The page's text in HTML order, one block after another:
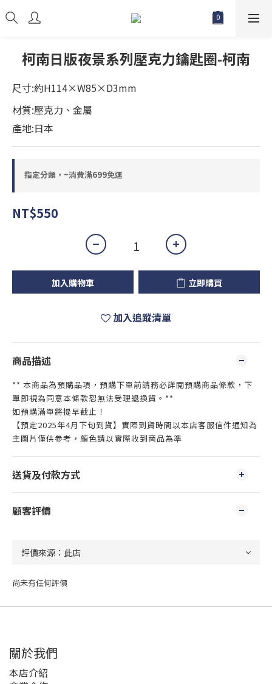
柯南日版夜景系列壓克力鑰匙圈-柯南
尺寸:約H114×W85×D3mm
材質:壓克力、金屬
產地:日本
指定分類，~消費滿699免運
NT$550
加入購物車 立即購買
加入追蹤清單
商品描述
** 本商品為預購品項，預購下單前請務必詳閱預購商品條款，下
單即視為同意本條款恕無法受理退換貨。**
如預購滿單將提早截止！
【預定2025年4月下旬到貨】實際到貨時間以本店客服信件通知為
主圖片僅供參考，顏色請以實際收到商品為準
送貨及付款方式
顧客評價
尚未有任何評價
關於我們
本店介紹